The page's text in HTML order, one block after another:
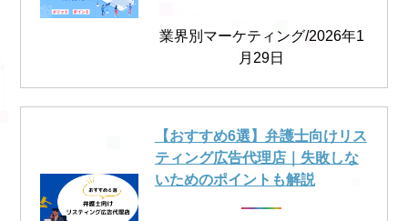
業界別マーケティング/2026年1
月29日
【おすすめ6選】弁護士向けリス
ティング広告代理店｜失敗しな
いためのポイントも解説